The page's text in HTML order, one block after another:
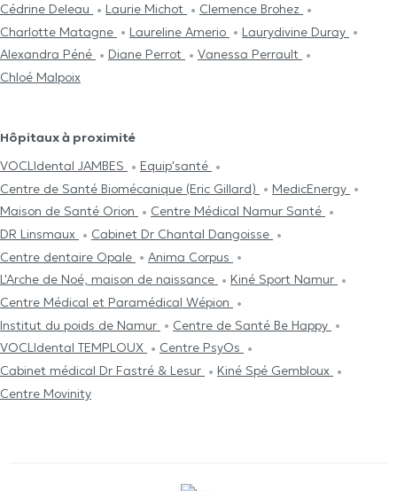
Cédrine Deleau
Laurie Michot
Clemence Brohez
Charlotte Matagne
Laureline Amerio
Laurydivine Duray
Alexandra Péné
Diane Perrot
Vanessa Perrault
Chloé Malpoix
Hôpitaux à proximité
VOCLIdental JAMBES
Equip'santé
Centre de Santé Biomécanique (Eric Gillard)
MedicEnergy
Maison de Santé Orion
Centre Médical Namur Santé
DR Linsmaux
Cabinet Dr Chantal Dangoisse
Centre dentaire Opale
Anima Corpus
L'Arche de Noé, maison de naissance
Kiné Sport Namur
Centre Médical et Paramédical Wépion
Institut du poids de Namur
Centre de Santé Be Happy
VOCLIdental TEMPLOUX
Centre PsyOs
Cabinet médical Dr Fastré & Lesur
Kiné Spé Gembloux
Centre Movinity